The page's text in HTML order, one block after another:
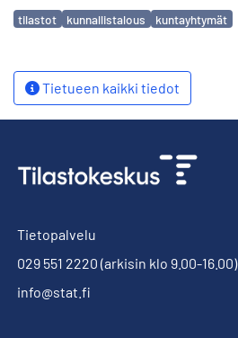
Avainsanat
tilastot kunnallistalous kuntayhtymät
Tietueen kaikki tiedot
Tietopalvelu
029 551 2220 (arkisin klo 9.00-16.00)
info@stat.fi